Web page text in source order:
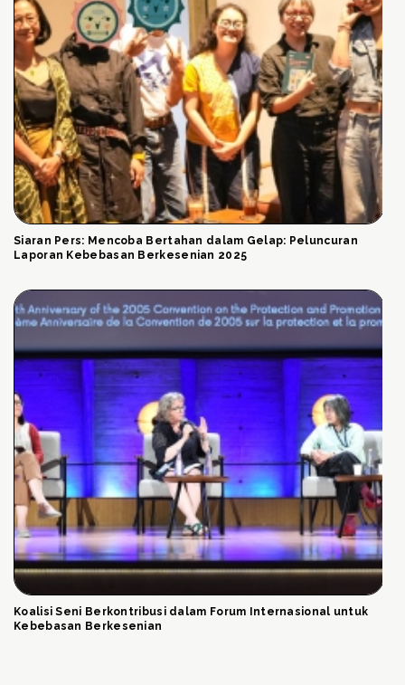
Siaran Pers: Mencoba Bertahan dalam Gelap: Peluncuran
Laporan Kebebasan Berkesenian 2025
Koalisi Seni Berkontribusi dalam Forum Internasional untuk
Kebebasan Berkesenian